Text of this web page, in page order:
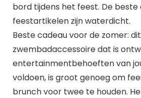
bord tijdens het feest. De
feestartikelen zijn waterdicht.
Beste cadeau voor de zomer:
zwembadaccessoire dat is
entertainmentbehoeften van
voldoen, is groot genoeg om
brunch voor twee te houden.